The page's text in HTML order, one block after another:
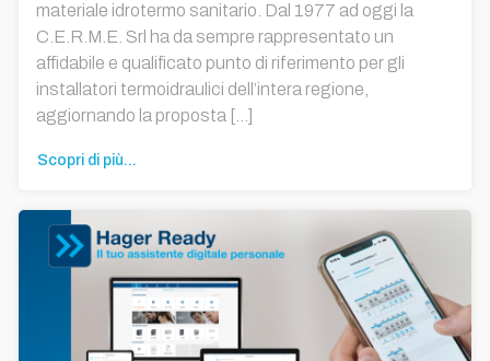
materiale idrotermo sanitario. Dal 1977 ad oggi la
C.E.R.M.E. Srl ha da sempre rappresentato un
affidabile e qualificato punto di riferimento per gli
installatori termoidraulici dell’intera regione,
aggiornando la proposta […]
Scopri di più...